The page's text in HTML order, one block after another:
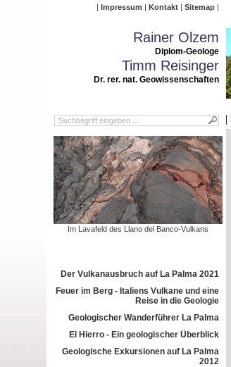
Impressum Kontakt Sitemap
Rainer Olzem
Diplom-Geologe
Timm Reisinger
Dr. rer. nat. Geowissenschaften
Im Lavafeld des Llano del Banco-Vulkans
Der Vulkanausbruch auf La Palma 2021
Feuer im Berg - Italiens Vulkane und eine
Reise in die Geologie
Geologischer Wanderführer La Palma
El Hierro - Ein geologischer Überblick
Geologische Exkursionen auf La Palma
2012